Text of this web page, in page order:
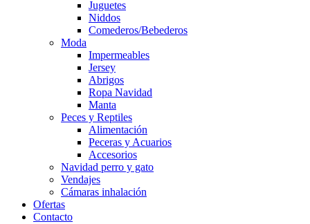
Juguetes
Niddos
Comederos/Bebederos
Moda
Impermeables
Jersey
Abrigos
Ropa Navidad
Manta
Peces y Reptiles
Alimentación
Peceras y Acuarios
Accesorios
Navidad perro y gato
Vendajes
Cámaras inhalación
Ofertas
Contacto